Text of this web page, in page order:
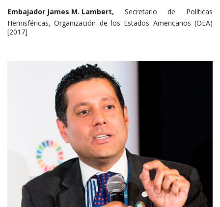
Embajador James M. Lambert, Secretario de Políticas
Hemisféricas, Organización de los Estados Americanos (OEA)
[2017]